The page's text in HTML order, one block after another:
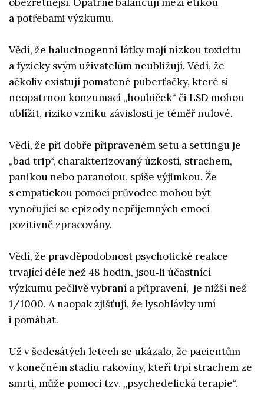
a potřebami výzkumu.
Vědí, že halucinogenní látky mají nízkou toxicitu
a fyzicky svým uživatelům neubližují. Vědí, že
ačkoliv existují pomatené puberťačky, které si
neopatrnou konzumací „houbiček“ či LSD mohou
ublížit, riziko vzniku závislosti je téměř nulové.
Vědí, že při dobře připraveném setu a settingu je
„bad trip“, charakterizovaný úzkostí, strachem,
panikou nebo paranoiou, spíše výjimkou. Že
s empatickou pomocí průvodce mohou být
vynořující se epizody nepříjemných emocí
pozitivně zpracovány.
Vědí, že pravděpodobnost psychotické reakce
trvající déle než 48 hodin, jsou‑li účastnící
výzkumu pečlivě vybraní a připravení, je nižší než
1/1000. A naopak zjišťují, že lysohlávky umí
i pomáhat.
Už v šedesátých letech se ukázalo, že pacientům
v konečném stadiu rakoviny, kteří trpí strachem ze
smrti, může pomoci tzv. „psychedelická terapie“.